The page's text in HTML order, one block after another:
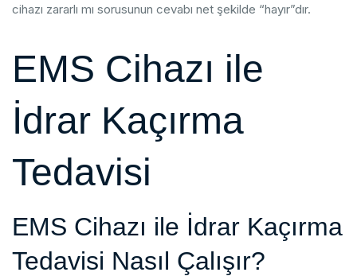
cihazı zararlı mı sorusunun cevabı net şekilde “hayır”dır.
EMS Cihazı ile
İdrar Kaçırma
Tedavisi
EMS Cihazı ile İdrar Kaçırma
Tedavisi Nasıl Çalışır?